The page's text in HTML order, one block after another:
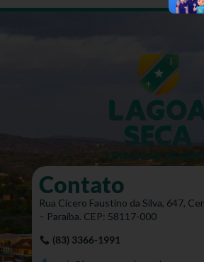
Contato
Rua Cícero Faustino da Silva, 647,
– Paraíba. CEP: 58117-000
(83) 3366-1991